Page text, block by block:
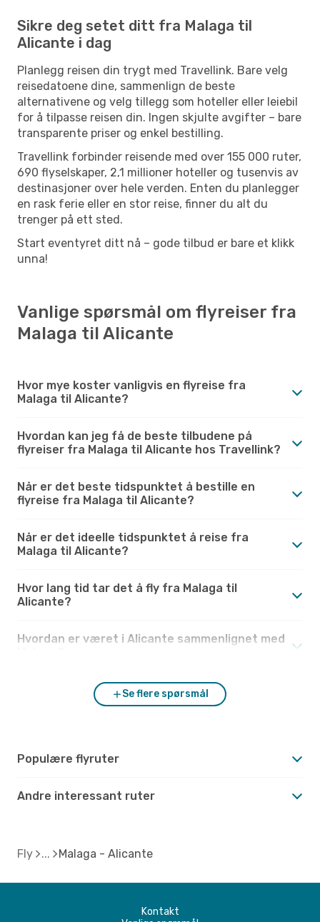
Sikre deg setet ditt fra Malaga til
Alicante i dag
Planlegg reisen din trygt med Travellink. Bare velg
reisedatoene dine, sammenlign de beste
alternativene og velg tillegg som hoteller eller leiebil
for å tilpasse reisen din. Ingen skjulte avgifter – bare
transparente priser og enkel bestilling.
Travellink forbinder reisende med over 155 000 ruter,
690 flyselskaper, 2,1 millioner hoteller og tusenvis av
destinasjoner over hele verden. Enten du planlegger
en rask ferie eller en stor reise, finner du alt du
trenger på ett sted.
Start eventyret ditt nå – gode tilbud er bare et klikk
unna!
Vanlige spørsmål om flyreiser fra
Malaga til Alicante
Hvor mye koster vanligvis en flyreise fra
Malaga til Alicante?
Hvordan kan jeg få de beste tilbudene på
flyreiser fra Malaga til Alicante hos Travellink?
Når er det beste tidspunktet å bestille en
flyreise fra Malaga til Alicante?
Når er det ideelle tidspunktet å reise fra
Malaga til Alicante?
Hvor lang tid tar det å fly fra Malaga til
Alicante?
Hvordan er været i Alicante sammenlignet med
Se flere spørsmål
Populære flyruter
Andre interessant ruter
Fly Malaga - Alicante
Kontakt